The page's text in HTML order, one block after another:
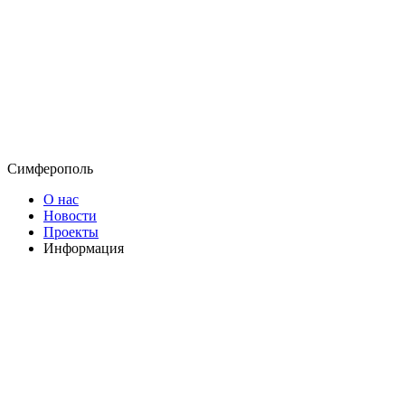
Симферополь
О нас
Новости
Проекты
Информация